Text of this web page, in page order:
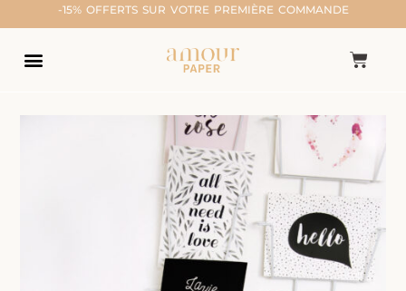
-15% OFFERTS SUR VOTRE PREMIÈRE COMMANDE